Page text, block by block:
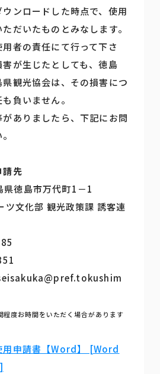
ンロードした時点で、使用
だいたものとみなします。
者の責任にて行って下さ
が生じたとしても、徳島
観光協会は、その損害につ
負いません。
ありましたら、下記にお問
請先
徳島市万代町1－1
ツ文化部 観光政策課 誘客連
度お時間をいただく場合があります
用申請書【Word】 [Word